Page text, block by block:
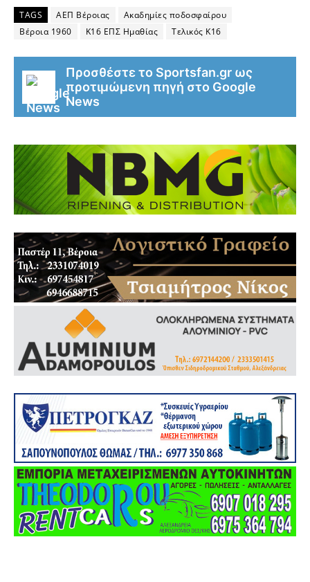
TAGS ΑΕΠ Βέροιας
Ακαδημίες ποδοσφαίρου
Βέροια 1960
Κ16 ΕΠΣ Ημαθίας Τελικός Κ16
Προσθέστε το Sportsfan.gr ως
προτιμώμενη πηγή στο Google
News